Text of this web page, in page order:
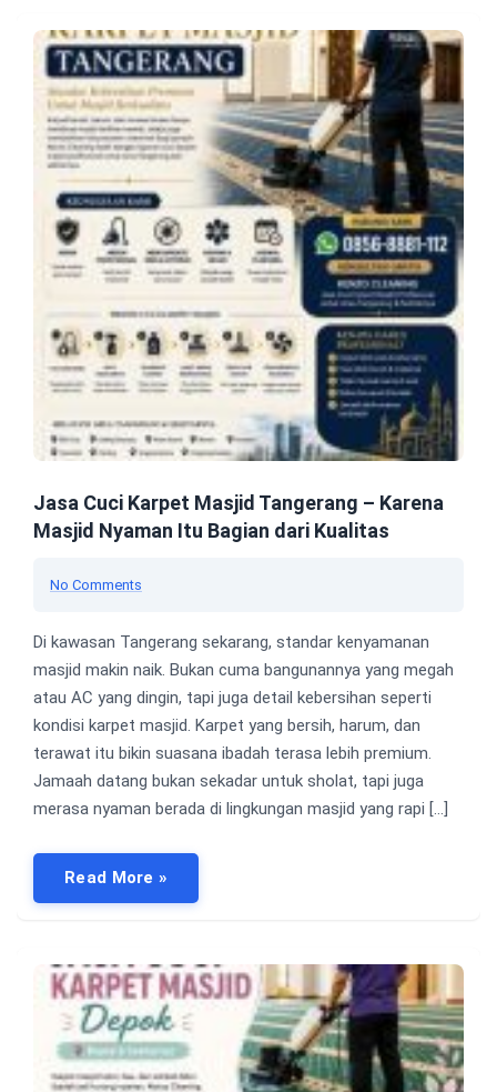
Jasa Cuci Karpet Masjid Tangerang – Karena
Masjid Nyaman Itu Bagian dari Kualitas
No Comments
Di kawasan Tangerang sekarang, standar kenyamanan
masjid makin naik. Bukan cuma bangunannya yang megah
atau AC yang dingin, tapi juga detail kebersihan seperti
kondisi karpet masjid. Karpet yang bersih, harum, dan
terawat itu bikin suasana ibadah terasa lebih premium.
Jamaah datang bukan sekadar untuk sholat, tapi juga
merasa nyaman berada di lingkungan masjid yang rapi […]
Read More »